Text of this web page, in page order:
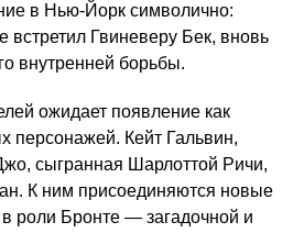
в Нью-Йорк символично:
встретил Гвиневеру Бек, вновь
внутренней борьбы.​
ожидает появление как
персонажей. Кейт Гальвин,
сыгранная Шарлоттой Ричи,
К ним присоединяются новые
роли Бронте — загадочной и